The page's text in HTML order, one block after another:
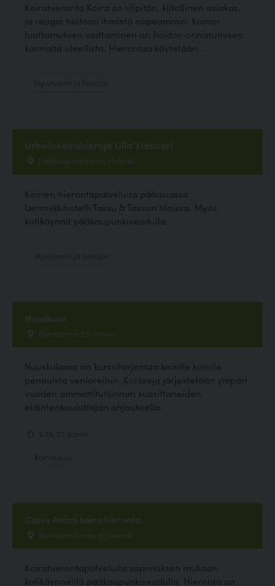
Koirahieronta Koira on vilpitön, kiitollinen asiakas,
ja reagoi hoitoon ihmistä nopeammin. Koiran
luottamuksen voittaminen on hoidon onnistumisen
kannalta oleellista. Hierontaa käytetään...
Urheilukoirahieroja Ulla Yläsaari
Pääkaupunkiseutu, Helsinki
Koirien hierontapalveluita pääasiassa
Lemmikkihotelli Tassu & Tassun tiloissa. Myös
kotikäynnit pääkaupunkiseudulla.
Nuuskula
Mestarintie 27, Porvoo
Nuuskulassa on kurssitarjontaa kaikille koirille
pennuista senioreihin. Kursseja järjestetään ympäri
vuoden ammattitutkinnon suorittaneiden
eläintenkouluttajan ohjauksella.
Canis Animi koirahieronta
Korkeanmäentie 5, Helsinki
Koirahierontapalveluita sopimuksen mukaan
kotikäynneillä pääkaupunkiseudulla. Hieronta on